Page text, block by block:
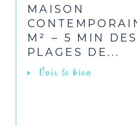
MAISON
M² – 5 MIN DES
PLAGES DE...
Voir le bien